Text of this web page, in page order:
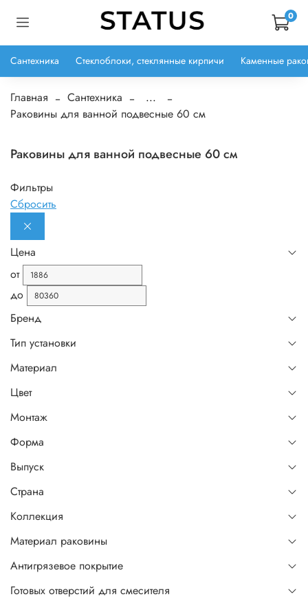
0
Сантехника Стеклоблоки, стеклянные кирпичи Каменные
Главная Сантехника
...
Раковины для ванной подвесные 60 см
Раковины для ванной подвесные 60 см
Фильтры
Сбросить
Цена
от
до
Бренд
Тип установки
Материал
Цвет
Монтаж
Форма
Выпуск
Страна
Коллекция
Материал раковины
Антигрязевое покрытие
Готовых отверстий для смесителя